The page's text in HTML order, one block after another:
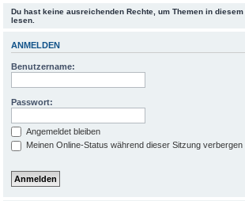
Du hast keine ausreichenden Rechte, um Themen in
lesen.
ANMELDEN
Benutzername:
Passwort:
Angemeldet bleiben
Meinen Online-Status während dieser Sitzung verbergen